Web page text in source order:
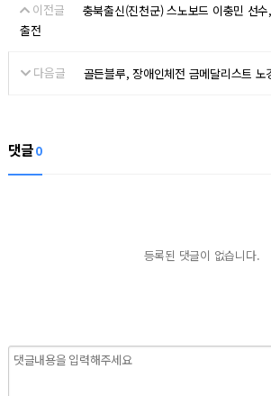
이전글
충북출신(진천군) 스노보드 이충민 선
출전
다음글 골든블루, 장애인체전 금메달리스트 노
댓글0
등록된 댓글이 없습니다.